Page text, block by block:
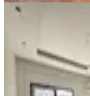
SIFIR BİNA
Yeni
4+1·